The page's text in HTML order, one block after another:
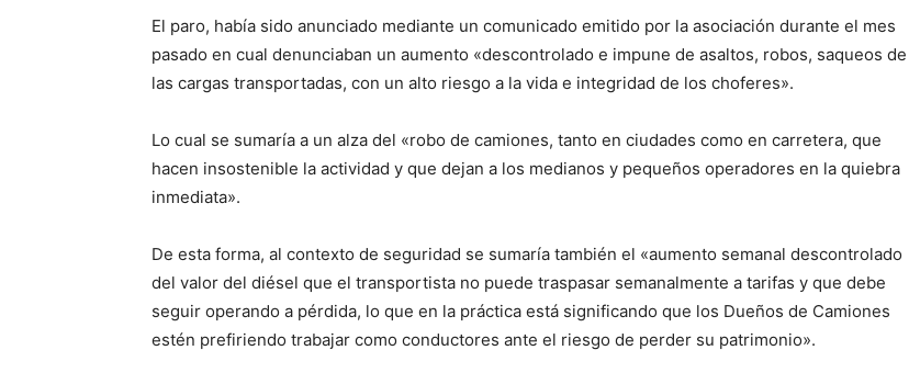
El paro, había sido anunciado mediante un comunicado emitido por la asociación durante el mes
pasado en cual denunciaban un aumento «descontrolado e impune de asaltos, robos, saqueos de
las cargas transportadas, con un alto riesgo a la vida e integridad de los choferes».
Lo cual se sumaría a un alza del «robo de camiones, tanto en ciudades como en carretera, que
hacen insostenible la actividad y que dejan a los medianos y pequeños operadores en la quiebra
inmediata».
De esta forma, al contexto de seguridad se sumaría también el «aumento semanal descontrolado
del valor del diésel que el transportista no puede traspasar semanalmente a tarifas y que debe
seguir operando a pérdida, lo que en la práctica está significando que los Dueños de Camiones
estén prefiriendo trabajar como conductores ante el riesgo de perder su patrimonio».